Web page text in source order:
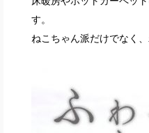
す。
ねこちゃん派だけでなく